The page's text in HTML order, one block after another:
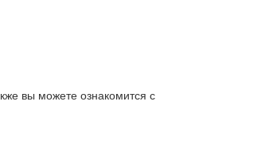
вы можете ознакомится с